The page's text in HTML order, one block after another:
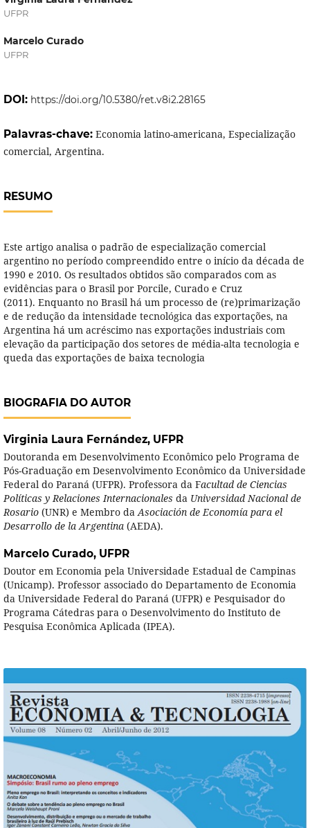
UFPR
Marcelo Curado
UFPR
DOI: https://doi.org/10.5380/ret.v8i2.28165
Palavras-chave: Economia latino-americana, Especialização
comercial, Argentina.
RESUMO
Este artigo analisa o padrão de especialização comercial
argentino no período compreendido entre o início da década de
1990 e 2010. Os resultados obtidos são comparados com as
evidências para o Brasil por Porcile, Curado e Cruz
(2011). Enquanto no Brasil há um processo de (re)primarização
e de redução da intensidade tecnológica das exportações, na
Argentina há um acréscimo nas exportações industriais com
elevação da participação dos setores de média-alta tecnologia e
queda das exportações de baixa tecnologia
BIOGRAFIA DO AUTOR
Virginia Laura Fernández, UFPR
Doutoranda em Desenvolvimento Econômico pelo Programa de
Pós-Graduação em Desenvolvimento Econômico da Universidade
Federal do Paraná (UFPR). Professora da Facultad de Ciencias
Políticas y Relaciones Internacionales da Universidad Nacional de
Rosario(UNR) e Membro daAsociación de Economía para el
Desarrollo de la Argentina(AEDA).
Marcelo Curado, UFPR
Doutor em Economia pela Universidade Estadual de Campinas
(Unicamp). Professor associado do Departamento de Economia
da Universidade Federal do Paraná (UFPR) e Pesquisador do
Programa Cátedras para o Desenvolvimento do Instituto de
Pesquisa Econômica Aplicada (IPEA).